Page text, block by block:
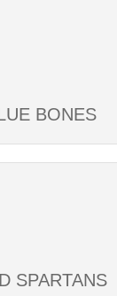
BONES
SPARTANS